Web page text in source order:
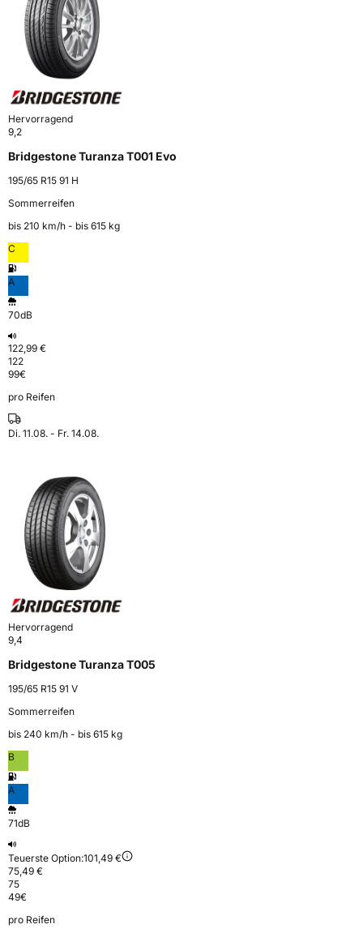
Hervorragend
9,2
Bridgestone Turanza T001 Evo
195/65 R15 91 H
Sommerreifen
bis 210 km⁠/⁠h - bis 615 kg
C
A
70dB
122,99 €
122
99€
pro Reifen
Di. 11.08. - Fr. 14.08.
Hervorragend
9,4
Bridgestone Turanza T005
195/65 R15 91 V
Sommerreifen
bis 240 km⁠/⁠h - bis 615 kg
B
A
71dB
Teuerste Option:101,49 €
75,49 €
75
49€
pro Reifen